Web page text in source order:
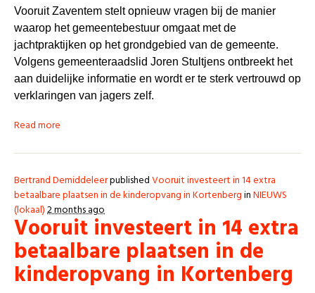
Vooruit Zaventem stelt opnieuw vragen bij de manier
waarop het gemeentebestuur omgaat met de
jachtpraktijken op het grondgebied van de gemeente.
Volgens gemeenteraadslid Joren Stultjens ontbreekt het
aan duidelijke informatie en wordt er te sterk vertrouwd op
verklaringen van jagers zelf.
Read more
Bertrand DemiddeleerpublishedVooruit investeert in 14 extra
betaalbare plaatsen in de kinderopvang in KortenberginNIEUWS
(lokaal)2 months ago
Vooruit investeert in 14 extra
betaalbare plaatsen in de
kinderopvang in Kortenberg